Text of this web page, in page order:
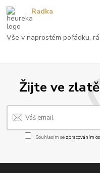
Žijte ve
Souhlasím se zpracováním
Vše v naprostém pořádku,
Radka